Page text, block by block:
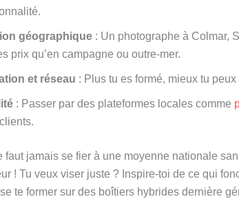
géographique : Un photographe à Colmar,
prix qu’en campagne ou outre-mer.
et réseau : Plus tu es formé, mieux tu
: Passer par des plateformes locales comme
faut jamais se fier à une moyenne nationale
! Tu veux viser juste ? Inspire-toi de ce qui
te former sur des boîtiers hybrides dernière